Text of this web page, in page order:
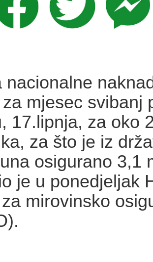
nacionalne
mjesec svibanj
17.lipnja, za oko
za što je iz
osigurano 3,1
je u ponedjeljak
mirovinsko